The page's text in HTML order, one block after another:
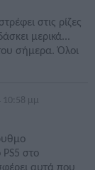
στις ρίζες
μερικά...
σήμερα. Όλοι
10:58 μμ
PS5 στο